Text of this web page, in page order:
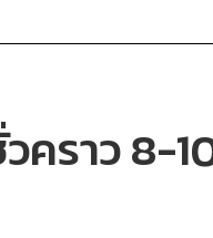
าว 8-10